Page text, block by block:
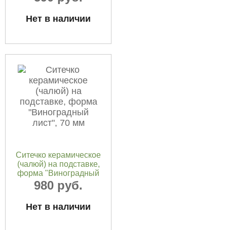
Нет в наличии
Ситечко керамическое
(чалюй) на подставке,
форма "Виноградный
лист", 70 мм
980 руб.
Нет в наличии